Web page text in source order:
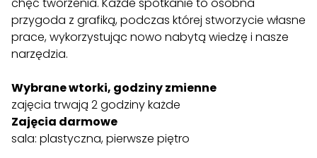
chęć tworzenia. Każde spotkanie to osobna
przygoda z grafiką, podczas której stworzycie własne
prace, wykorzystując nowo nabytą wiedzę i nasze
narzędzia.
Wybrane wtorki, godziny zmienne
zajęcia trwają 2 godziny każde
Zajęcia darmowe
sala: plastyczna, pierwsze piętro